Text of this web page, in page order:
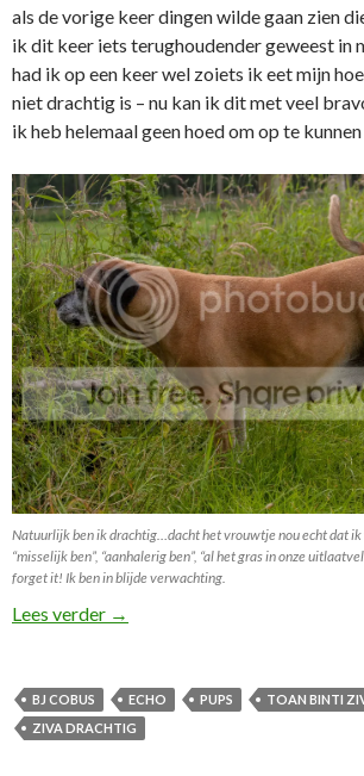
als de vorige keer dingen wilde gaan zien
ik dit keer iets terughoudender geweest in
had ik op een keer wel zoiets ik eet mijn
niet drachtig is – nu kan ik dit met veel
ik heb helemaal geen hoed om op te kunnen
Natuurlijk ben ik drachtig…dacht het vrouwtje nou echt dat ik
“misselijk ben”, “aanhalerig ben”, “al het gras in onze
forget it! Ik ben in blijde verwachting.
Lees verder Yeeh Ziva is Drachtig!
→
BJ COBUS ECHO PUPS
TOAN BINTI
ZIVA DRACHTIG